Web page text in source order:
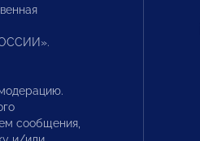
сообщения,